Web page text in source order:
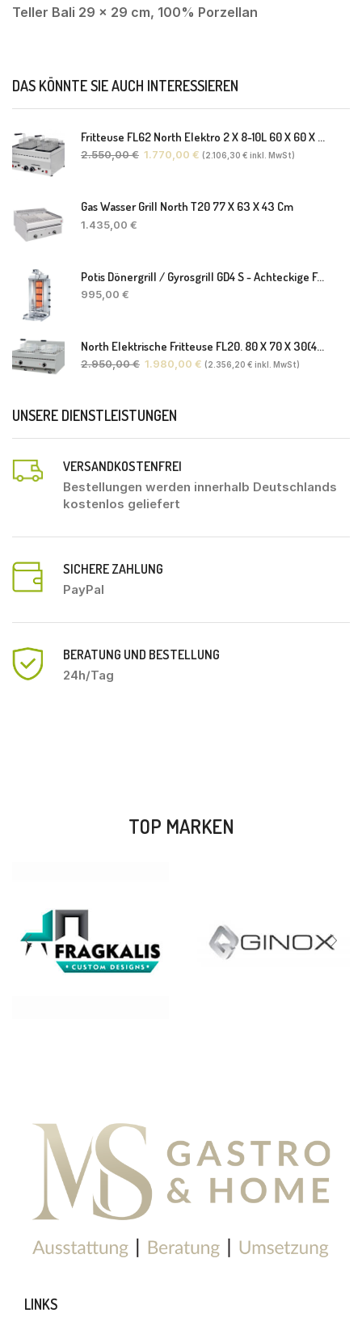
Teller Bali 29 x 29 cm, 100% Porzellan
DAS KÖNNTE SIE AUCH INTERESSIEREN
Fritteuse FL62 North Elektro 2 X 8-10L 60 X 60 X 30(38) Cm
2.550,00€ 1.770,00 € (2.106,30 € inkl. MwSt)
Gas Wasser Grill North T20 77 X 63 X 43 Cm
1.435,00 €
Potis Dönergrill / Gyrosgrill GD4 S - Achteckige Fettwanne-Ohne Schaufel
995,00 €
North Elektrische Fritteuse FL20. 80 X 70 X 30(46) Cm
2.950,00€ 1.980,00 € (2.356,20 € inkl. MwSt)
UNSERE DIENSTLEISTUNGEN
VERSANDKOSTENFREI
Bestellungen werden innerhalb Deutschlands
kostenlos geliefert
SICHERE ZAHLUNG
PayPal
BERATUNG UND BESTELLUNG
24h/Tag
TOP MARKEN
LINKS